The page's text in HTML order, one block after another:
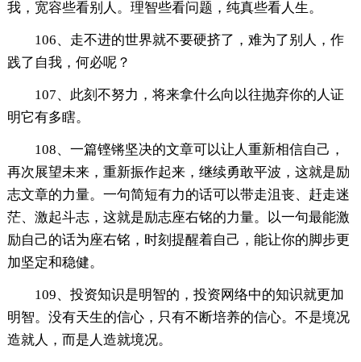
我，宽容些看别人。理智些看问题，纯真些看人生。
106、走不进的世界就不要硬挤了，难为了别人，作
践了自我，何必呢？
107、此刻不努力，将来拿什么向以往抛弃你的人证
明它有多瞎。
108、一篇铿锵坚决的文章可以让人重新相信自己，
再次展望未来，重新振作起来，继续勇敢平波，这就是励
志文章的力量。一句简短有力的话可以带走沮丧、赶走迷
茫、激起斗志，这就是励志座右铭的力量。以一句最能激
励自己的话为座右铭，时刻提醒着自己，能让你的脚步更
加坚定和稳健。
109、投资知识是明智的，投资网络中的知识就更加
明智。没有天生的信心，只有不断培养的信心。不是境况
造就人，而是人造就境况。